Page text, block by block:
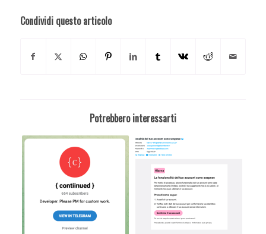
Condividi questo articolo
Potrebbero interessarti